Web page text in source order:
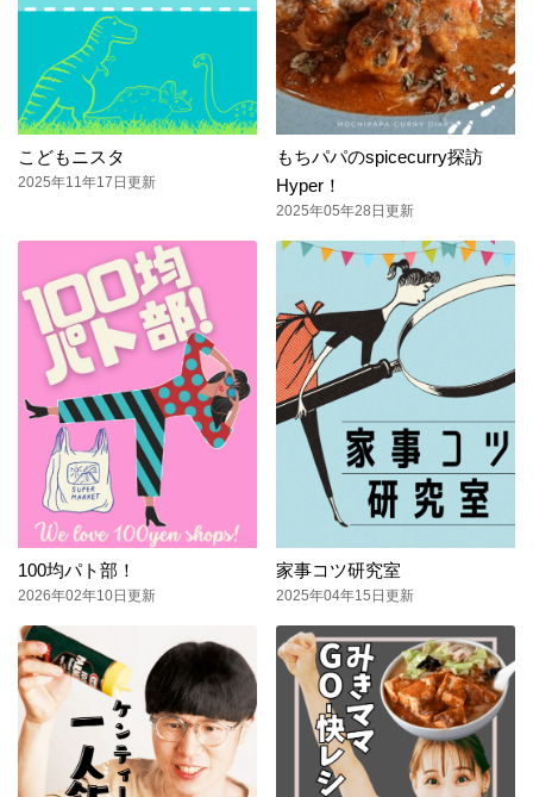
こどもニスタ
2025年11年17日更新
もちパパのspicecurry探訪
Hyper！
2025年05年28日更新
100均パト部！
2026年02年10日更新
家事コツ研究室
2025年04年15日更新